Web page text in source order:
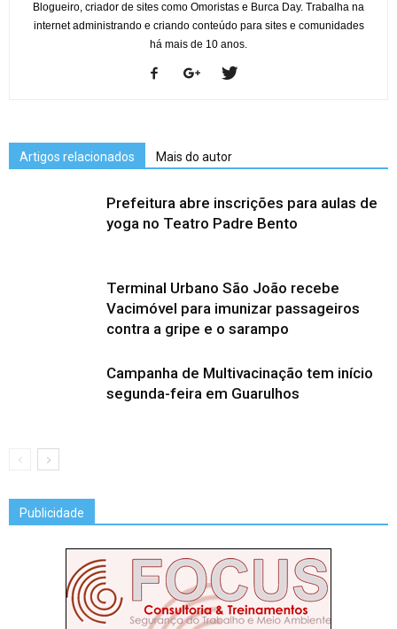
Blogueiro, criador de sites como Omoristas e Burca Day. Trabalha na
internet administrando e criando conteúdo para sites e comunidades
há mais de 10 anos.
Artigos relacionados Mais do autor
Prefeitura abre inscrições para aulas de
yoga no Teatro Padre Bento
Terminal Urbano São João recebe
Vacimóvel para imunizar passageiros
contra a gripe e o sarampo
Campanha de Multivacinação tem início
segunda-feira em Guarulhos
Publicidade